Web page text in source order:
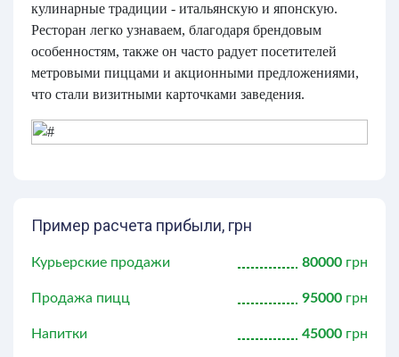
кулинарные традиции - итальянскую и японскую.
Ресторан легко узнаваем, благодаря брендовым
особенностям, также он часто радует посетителей
метровыми пиццами и акционными предложениями,
что стали визитными карточками заведения.
Пример расчета прибыли, грн
Курьерские продажи 80000 грн
Продажа пицц 95000 грн
Напитки 45000 грн